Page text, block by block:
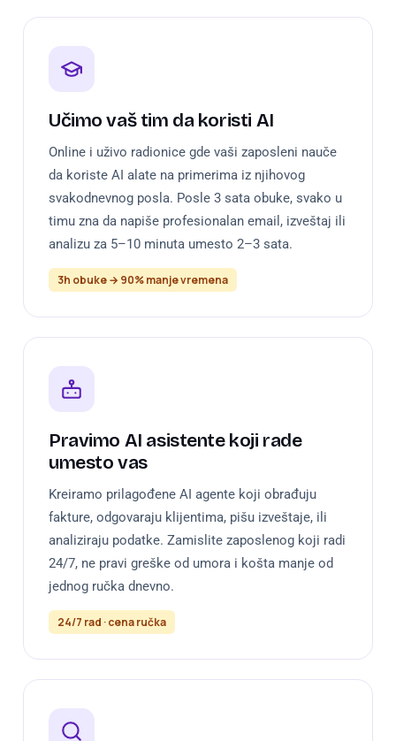
Učimo vaš tim da koristi AI
Online i uživo radionice gde vaši zaposleni nauče
da koriste AI alate na primerima iz njihovog
svakodnevnog posla. Posle 3 sata obuke, svako u
timu zna da napiše profesionalan email, izveštaj ili
analizu za 5–10 minuta umesto 2–3 sata.
3h obuke → 90% manje vremena
Pravimo AI asistente koji rade
umesto vas
Kreiramo prilagođene AI agente koji obrađuju
fakture, odgovaraju klijentima, pišu izveštaje, ili
analiziraju podatke. Zamislite zaposlenog koji radi
24/7, ne pravi greške od umora i košta manje od
jednog ručka dnevno.
24/7 rad · cena ručka